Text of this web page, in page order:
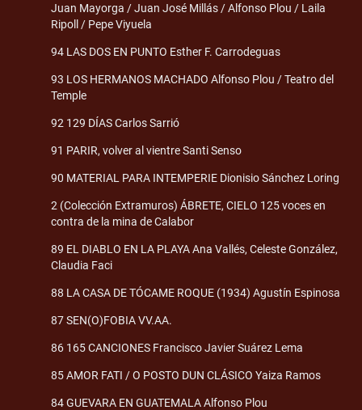
Juan Mayorga / Juan José Millás / Alfonso Plou / Laila
Ripoll / Pepe Viyuela
94 LAS DOS EN PUNTO Esther F. Carrodeguas
93 LOS HERMANOS MACHADO Alfonso Plou / Teatro del
Temple
92 129 DÍAS Carlos Sarrió
91 PARIR, volver al vientre Santi Senso
90 MATERIAL PARA INTEMPERIE Dionisio Sánchez Loring
2 (Colección Extramuros) ÁBRETE, CIELO 125 voces en
contra de la mina de Calabor
89 EL DIABLO EN LA PLAYA Ana Vallés, Celeste González,
Claudia Faci
88 LA CASA DE TÓCAME ROQUE (1934) Agustín Espinosa
87 SEN(O)FOBIA VV.AA.
86 165 CANCIONES Francisco Javier Suárez Lema
85 AMOR FATI / O POSTO DUN CLÁSICO Yaiza Ramos
84 GUEVARA EN GUATEMALA Alfonso Plou